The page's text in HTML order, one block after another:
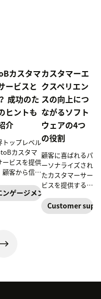
カスタマ
ービスと
成功のた
ヒントも
介
トップレベル
カスタマ
ービスを提供
顧客から信頼
を構築しまし
。
ンゲージメント
カスタマーエ
クスペリエン
スの向上につ
ながるソフト
ウェアの4つ
の役割
顧客に喜ばれるパ
ーソナライズされ
たカスタマーサー
ビスを提供するた
担当者が適切なツ
ールとデータをす
すべき重要な役割
Customer